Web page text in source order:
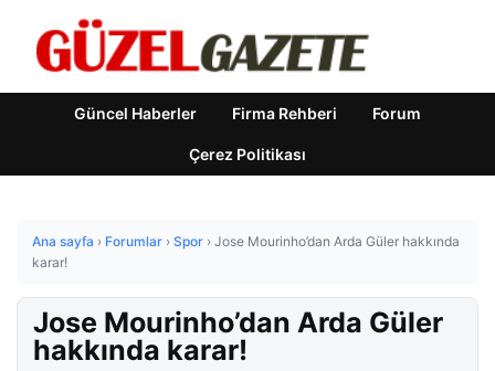
Güncel Haberler Firma Rehberi Forum
Çerez Politikası
Ana sayfa › Forumlar › Spor › Jose Mourinho’dan Arda Güler hakkında
karar!
Jose Mourinho’dan Arda Güler
hakkında karar!